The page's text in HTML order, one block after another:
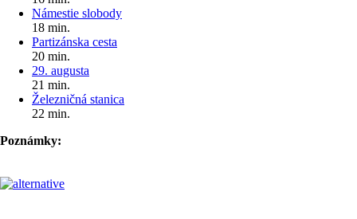
Námestie slobody
18 min.
Partizánska cesta
20 min.
29. augusta
21 min.
Železničná stanica
22 min.
Poznámky: